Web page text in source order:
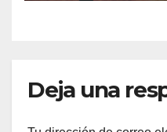
Deja una